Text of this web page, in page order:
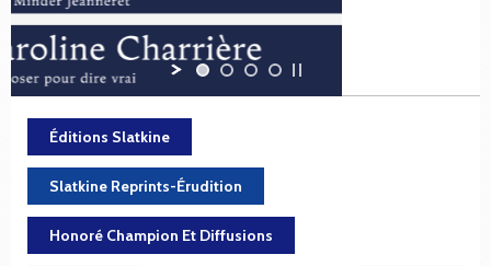
Éditions Slatkine
Slatkine Reprints-Érudition
Honoré Champion Et Diffusions